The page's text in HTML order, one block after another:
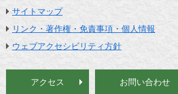
サイトマップ
リンク・著作権・免責事項・個人情報
ウェブアクセシビリティ方針
アクセス お問い合わせ